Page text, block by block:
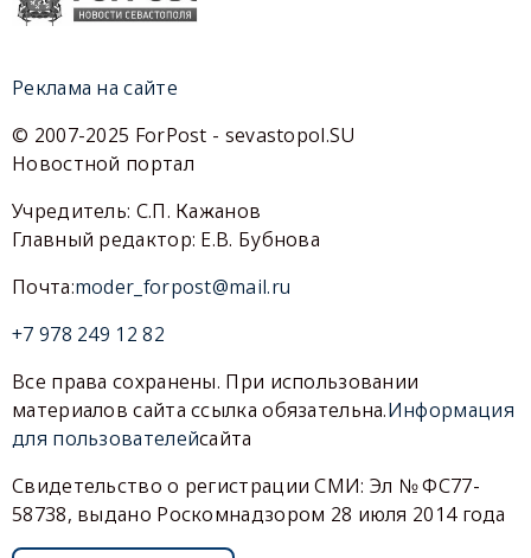
Реклама на сайте
© 2007-2025 ForPost - sevastopol.SU
Новостной портал
Учредитель: С.П. Кажанов
Главный редактор: Е.В. Бубнова
Почта:moder_forpost@mail.ru
+7 978 249 12 82
Все права сохранены. При использовании
материалов сайта ссылка обязательна.Информация
для пользователейсайта
Свидетельство о регистрации СМИ: Эл № ФС77-
58738, выдано Роскомнадзором 28 июля 2014 года